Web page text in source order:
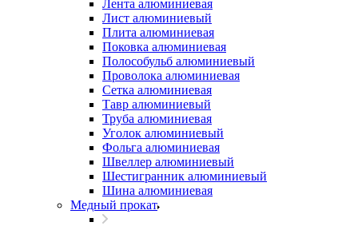
Лента алюминиевая
Лист алюминиевый
Плита алюминиевая
Поковка алюминиевая
Полособульб алюминиевый
Проволока алюминиевая
Сетка алюминиевая
Тавр алюминиевый
Труба алюминиевая
Уголок алюминиевый
Фольга алюминиевая
Швеллер алюминиевый
Шестигранник алюминиевый
Шина алюминиевая
Медный прокат